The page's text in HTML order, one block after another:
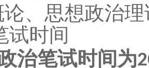
、思想政治
试时间
治笔试时间为